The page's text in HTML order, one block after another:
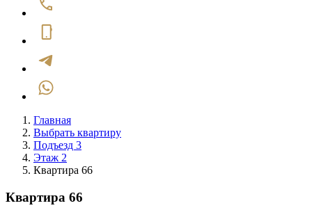
Главная
Выбрать квартиру
Подъезд 3
Этаж 2
Квартира 66
Квартира 66